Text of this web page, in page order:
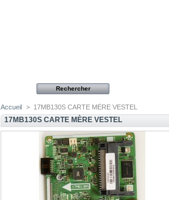
Accueil > 17MB130S CARTE MÈRE VESTEL
17MB130S CARTE MÈRE VESTEL